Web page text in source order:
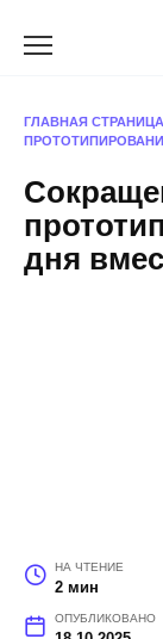
ГЛАВНАЯ СТРАНИЦА
дня
НА ЧТЕНИЕ
2 мин
ОПУБЛИКОВАНО